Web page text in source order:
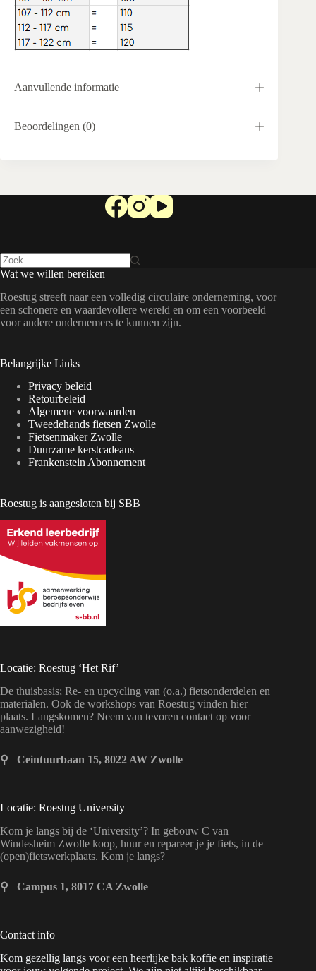
Aanvullende informatie
Beoordelingen (0)
Wat we willen bereiken
Roestug streeft naar een volledig circulaire onderneming, voor
een schonere en waardevollere wereld en om een voorbeeld
voor andere ondernemers te kunnen zijn.
Belangrijke Links
Privacy beleid
Retourbeleid
Algemene voorwaarden
Tweedehands fietsen Zwolle
Fietsenmaker Zwolle
Duurzame kerstcadeaus
Frankenstein Abonnement
Roestug is aangesloten bij SBB
Locatie: Roestug ‘Het Rif’
De thuisbasis; Re- en upcycling van (o.a.) fietsonderdelen en
materialen. Ook de workshops van Roestug vinden hier
plaats. Langskomen? Neem van tevoren contact op voor
aanwezigheid!
⚲ Ceintuurbaan 15, 8022 AW Zwolle
Locatie: Roestug University
Kom je langs bij de ‘University’? In gebouw C van
Windesheim Zwolle koop, huur en repareer je je fiets, in de
(open)fietswerkplaats. Kom je langs?
⚲ Campus 1, 8017 CA Zwolle
Contact info
Kom gezellig langs voor een heerlijke bak koffie en inspiratie